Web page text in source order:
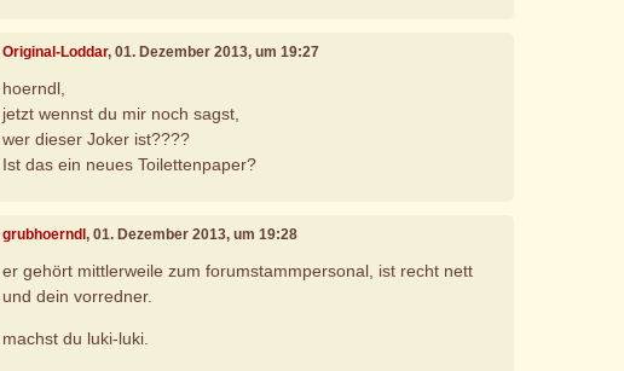
Original-Loddar, 01. Dezember 2013, um 19:27
hoerndl,
jetzt wennst du mir noch sagst,
wer dieser Joker ist????
Ist das ein neues Toilettenpaper?
grubhoerndl, 01. Dezember 2013, um 19:28
er gehört mittlerweile zum forumstammpersonal, ist recht nett
und dein vorredner.
machst du luki-luki.